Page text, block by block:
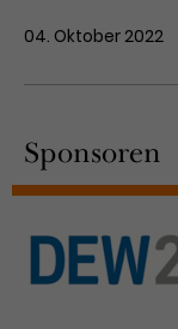
04. Oktober 2022
Sponsoren